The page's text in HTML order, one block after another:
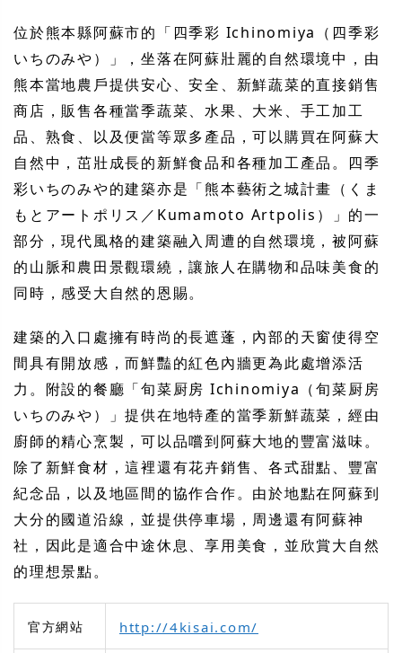
位於熊本縣阿蘇市的「四季彩 Ichinomiya（四季彩
いちのみや）」，坐落在阿蘇壯麗的自然環境中，由
熊本當地農戶提供安心、安全、新鮮蔬菜的直接銷售
商店，販售各種當季蔬菜、水果、大米、手工加工
品、熟食、以及便當等眾多產品，可以購買在阿蘇大
自然中，茁壯成長的新鮮食品和各種加工產品。四季
彩いちのみや的建築亦是「熊本藝術之城計畫（くま
もとアートポリス／Kumamoto Artpolis）」的一
部分，現代風格的建築融入周遭的自然環境，被阿蘇
的山脈和農田景觀環繞，讓旅人在購物和品味美食的
同時，感受大自然的恩賜。
建築的入口處擁有時尚的長遮蓬，內部的天窗使得空
間具有開放感，而鮮豔的紅色內牆更為此處增添活
力。附設的餐廳「旬菜厨房 Ichinomiya（旬菜厨房
いちのみや）」提供在地特產的當季新鮮蔬菜，經由
廚師的精心烹製，可以品嚐到阿蘇大地的豐富滋味。
除了新鮮食材，這裡還有花卉銷售、各式甜點、豐富
紀念品，以及地區間的協作合作。由於地點在阿蘇到
大分的國道沿線，並提供停車場，周邊還有阿蘇神
社，因此是適合中途休息、享用美食，並欣賞大自然
的理想景點。
官方網站 http://4kisai.com/